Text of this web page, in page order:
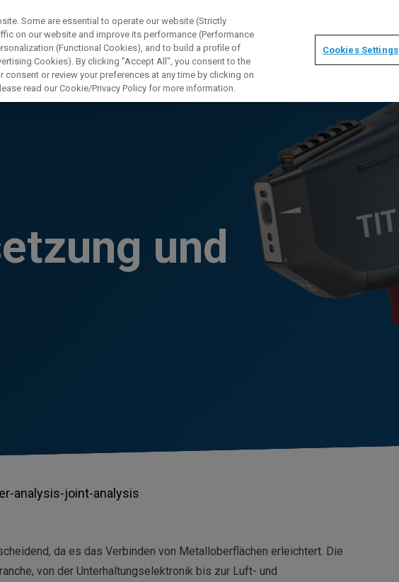
und
analysis-joint-analysis
da es das Verbinden von Metalloberflächen erleichtert. Die
von der Unterhaltungselektronik bis zur Luft- und
Some are essential to operate our website (Strictly
on our website and improve its performance (Performance
(Functional Cookies), and to build a profile of
Cookies). By clicking "Accept All", you consent to the
or review your preferences at any time by clicking on
read our Cookie/Privacy Policy for more information.
Cookies Settings